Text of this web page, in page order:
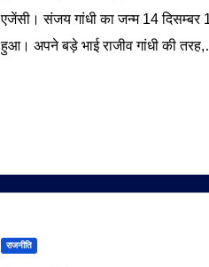
एजेंसी। संजय गांधी का जन्म 14 दिसम्बर
हुआ। अपने बड़े भाई राजीव गांधी की
राजनीति